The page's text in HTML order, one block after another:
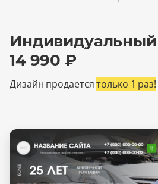
Индивидуальный
14 990 ₽
Дизайн продаетсятолько 1 раз!